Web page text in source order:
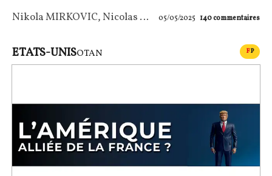
Nikola MIRKOVIC,Nicolas Granié 05/05/2025 140commentaires
ETATS-UNISOTAN FP